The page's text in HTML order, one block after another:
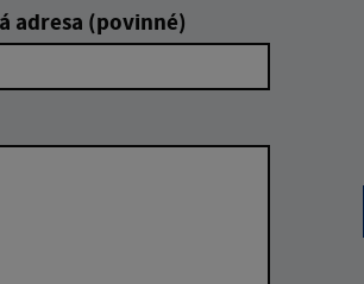
adresa (povinné)